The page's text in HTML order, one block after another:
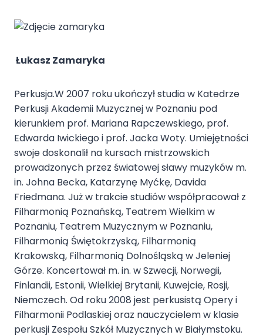
Łukasz Zamaryka
Perkusja.W 2007 roku ukończył studia w Katedrze
Perkusji Akademii Muzycznej w Poznaniu pod
kierunkiem prof. Mariana Rapczewskiego, prof.
Edwarda Iwickiego i prof. Jacka Woty. Umiejętności
swoje doskonalił na kursach mistrzowskich
prowadzonych przez światowej sławy muzyków m.
in. Johna Becka, Katarzynę Myćkę, Davida
Friedmana. Już w trakcie studiów współpracował z
Filharmonią Poznańską, Teatrem Wielkim w
Poznaniu, Teatrem Muzycznym w Poznaniu,
Filharmonią Świętokrzyską, Filharmonią
Krakowską, Filharmonią Dolnośląską w Jeleniej
Górze. Koncertował m. in. w Szwecji, Norwegii,
Finlandii, Estonii, Wielkiej Brytanii, Kuwejcie, Rosji,
Niemczech. Od roku 2008 jest perkusistą Opery i
Filharmonii Podlaskiej oraz nauczycielem w klasie
perkusji Zespołu Szkół Muzycznych w Białymstoku.